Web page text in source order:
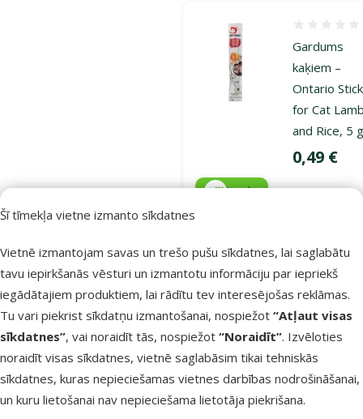
Šī tīmekļa vietne izmanto sīkdatnes
Vietnē izmantojam savas un trešo pušu sīkdatnes, lai saglabātu
tavu iepirkšanās vēsturi un izmantotu informāciju par iepriekš
iegādātajiem produktiem, lai rādītu tev interesējošas reklāmas.
Tu vari piekrist sīkdatņu izmantošanai, nospiežot “Atļaut visas
sīkdatnes”, vai noraidīt tās, nospiežot “Noraidīt”. Izvēloties
noraidīt visas sīkdatnes, vietnē saglabāsim tikai tehniskās
sīkdatnes, kuras nepieciešamas vietnes darbības nodrošināšanai,
un kuru lietošanai nav nepieciešama lietotāja piekrišana.
Gardums
kaķiem –
Ontario Stick
for Cat
and Rice, 5
Cena
0,49 €
iesaka
Noliktavā
Barība
kucēniem –
Ontario
Mini, Lamb
Atsauksmes